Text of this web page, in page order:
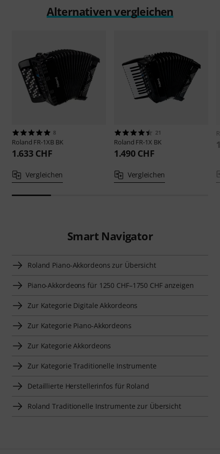
Alternativen vergleichen
8
Roland FR-1XB BK
1.633 CHF
Vergleichen
21
Roland FR-1X BK
1.490 CHF
Vergleichen
Smart Navigator
Roland Piano-Akkordeons zur Übersicht
Piano-Akkordeons für 1250 CHF–1750 CHF anzeigen
Zur Kategorie Digitale Akkordeons
Zur Kategorie Piano-Akkordeons
Zur Kategorie Akkordeons
Zur Kategorie Traditionelle Instrumente
Detaillierte Herstellerinfos für Roland
Roland Traditionelle Instrumente zur Übersicht